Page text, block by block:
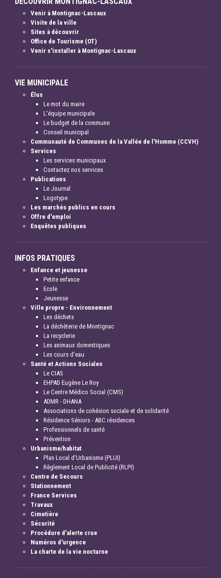
Venir à Montignac-Lascaux
Visite de la ville
Sites à découvrir
Office de Tourisme (OT)
Venir s'installer à Montignac-Lascaux
VIE MUNICIPALE
Élus
Le mot du maire
L'équipe municipale
Le budget de la commune
Conseil municipal
Communauté de Communes de la Vallée de l'Homme (CCVH)
Services
Les services municipaux
Contactez nos services
Publications
Le Journal
Logotype
Les marchés publics en cours
Offre d'emploi
Enquêtes publiques
INFOS PRATIQUES
Enfance et jeunesse
Petite enfance
Ecole
Jeunesse
Ville propre - Environnement
Les déchets
La déchèterie de Montignac
La recyclerie
Les animaux domestiques
Les cours d'eau
Santé et Actions Sociales
Le CIAS
EHPAD Eugène Le Roy
Le Centre Médico Social (CMS)
ADMR - DHANA
Associations de cohésion sociale et de solidarité
Résidence Séniors - ABC résidences
Professionnels de santé
Prévention
Urbanisme/habitat
Plan Local d'Urbanisme (PLUI)
Règlement Local de Publicité (RLPI)
Centre de Secours
Stationnement
France Services
Travaux
Cimetière
Sécurité
Procédure d'alerte crue
Numéros d'urgence
La charte de la vie nocturne